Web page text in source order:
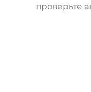
проверьте